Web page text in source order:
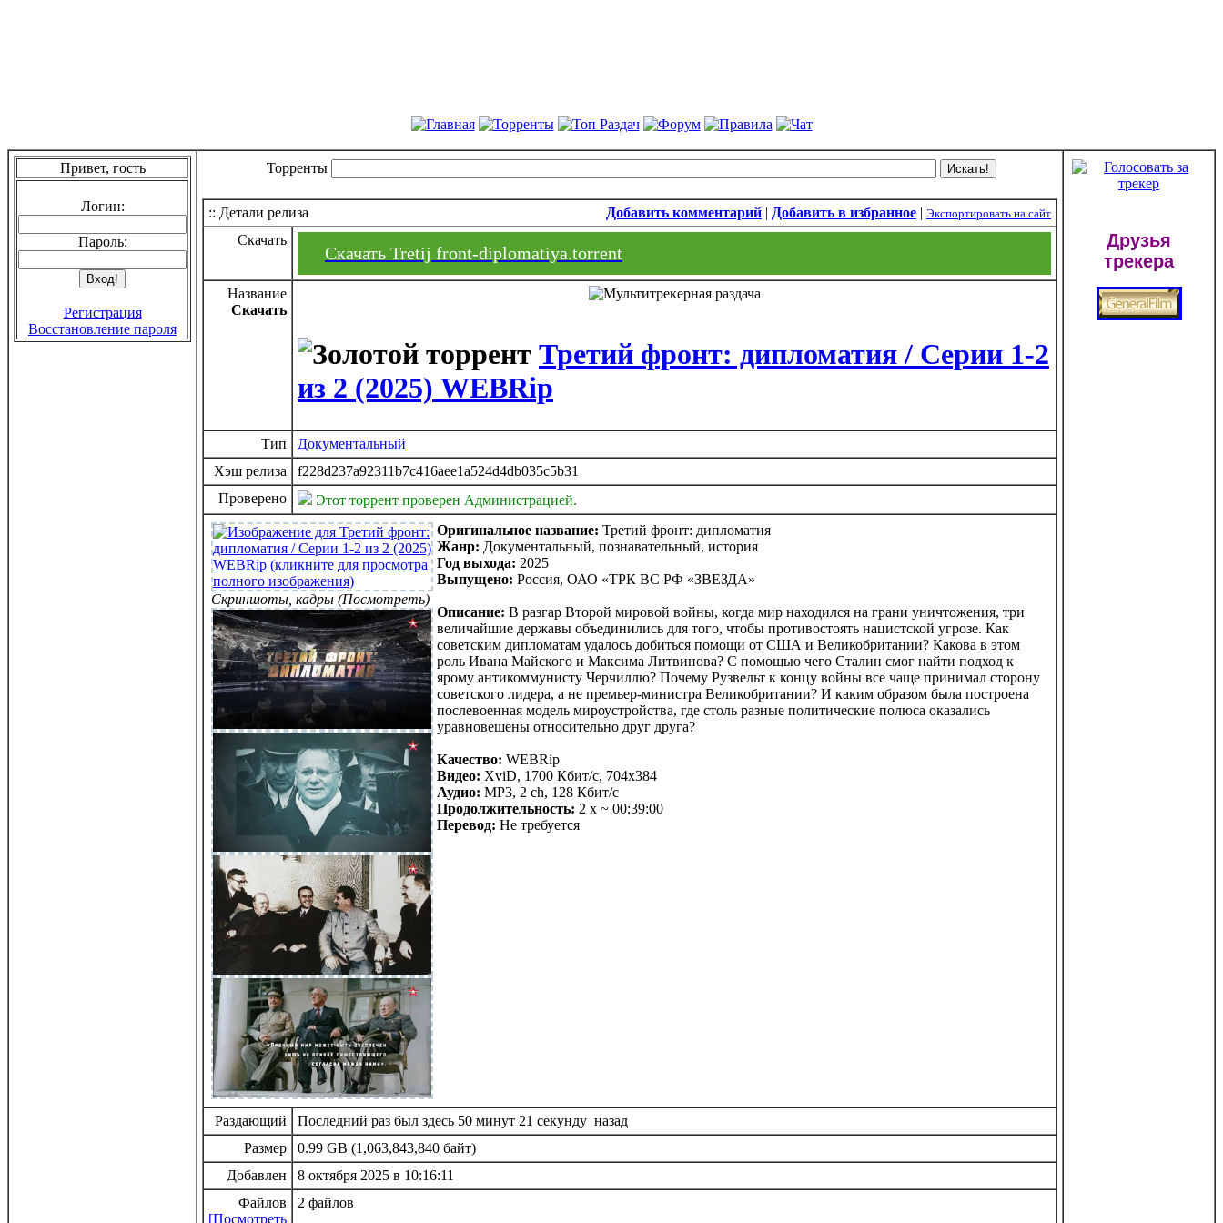
Привет, гость
Логин:
Пароль:
Регистрация
Восстановление пароля
Торренты
:: Детали релиза Добавить комментарий | Добавить в избранное | Экспортировать на сайт
Скачать
Скачать Tretij front-diplomatiya.torrent
Название
Скачать
Третий фронт: дипломатия / Серии 1-2
из 2 (2025) WEBRip
Тип
Документальный
Хэш релиза
f228d237a92311b7c416aee1a524d4db035c5b31
Проверено
Этот торрент проверен Администрацией.
Скриншоты, кадры (Посмотреть)
Оригинальное название: Третий фронт: дипломатия
Жанр: Документальный, познавательный, история
Год выхода: 2025
Выпущено: Россия, ОАО «ТРК ВС РФ «ЗВЕЗДА»
Описание: В разгар Второй мировой войны, когда мир находился на грани уничтожения, три
величайшие державы объединились для того, чтобы противостоять нацистской угрозе. Как
советским дипломатам удалось добиться помощи от США и Великобритании? Какова в этом
роль Ивана Майского и Максима Литвинова? С помощью чего Сталин смог найти подход к
ярому антикоммунисту Черчиллю? Почему Рузвельт к концу войны все чаще принимал сторону
советского лидера, а не премьер-министра Великобритании? И каким образом была построена
послевоенная модель мироустройства, где столь разные политические полюса оказались
уравновешены относительно друг друга?
Качество: WEBRip
Видео: XviD, 1700 Кбит/с, 704x384
Аудио: MP3, 2 ch, 128 Кбит/с
Продолжительность: 2 x ~ 00:39:00
Перевод: Не требуется
Раздающий
Последний раз был здесь 50 минут 21 секунду назад
Размер
0.99 GB (1,063,843,840 байт)
Добавлен
8 октября 2025 в 10:16:11
Файлов
[Посмотреть
2 файлов
Друзья
трекера